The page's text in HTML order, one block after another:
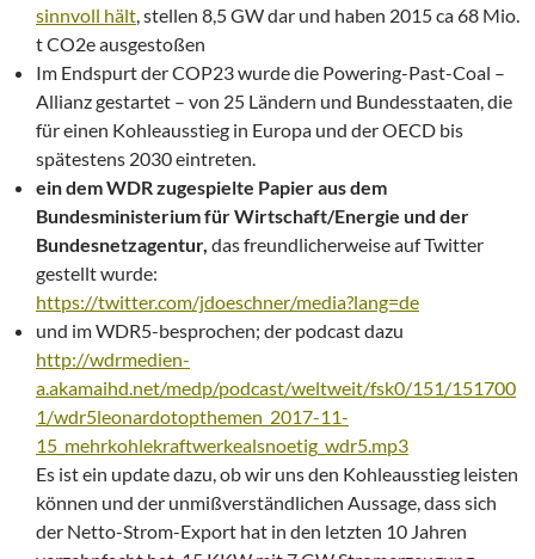
sinnvoll hält, stellen 8,5 GW dar und haben 2015 ca 68 Mio.
t CO2e ausgestoßen
Im Endspurt der COP23 wurde die Powering-Past-Coal –
Allianz gestartet – von 25 Ländern und Bundesstaaten, die
für einen Kohleausstieg in Europa und der OECD bis
spätestens 2030 eintreten.
ein dem WDR zugespielte Papier aus dem
Bundesministerium für Wirtschaft/Energie und der
Bundesnetzagentur, das freundlicherweise auf Twitter
gestellt wurde:
https://twitter.com/jdoeschner/media?lang=de
und im WDR5-besprochen; der podcast dazu
http://wdrmedien-
a.akamaihd.net/medp/podcast/weltweit/fsk0/151/151700
1/wdr5leonardotopthemen_2017-11-
15_mehrkohlekraftwerkealsnoetig_wdr5.mp3
Es ist ein update dazu, ob wir uns den Kohleausstieg leisten
können und der unmißverständlichen Aussage, dass sich
der Netto-Strom-Export hat in den letzten 10 Jahren